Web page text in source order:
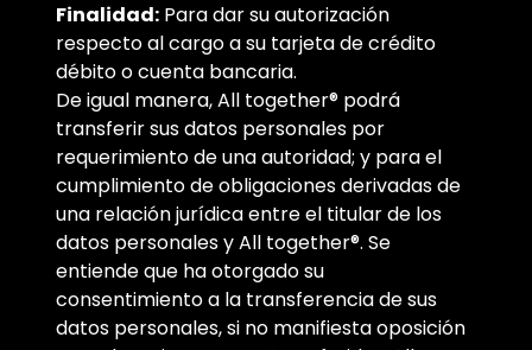
Finalidad: Para dar su autorización
respecto al cargo a su tarjeta de crédito
débito o cuenta bancaria.
De igual manera, All together® podrá
transferir sus datos personales por
requerimiento de una autoridad; y para el
cumplimiento de obligaciones derivadas de
una relación jurídica entre el titular de los
datos personales y All together®. Se
entiende que ha otorgado su
consentimiento a la transferencia de sus
datos personales, si no manifiesta oposición